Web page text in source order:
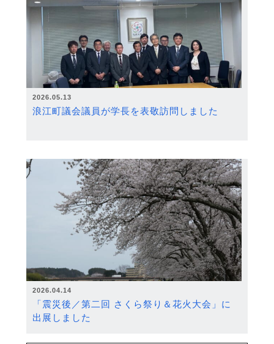
2026.05.13
浪江町議会議員が学長を表敬訪問しました
2026.04.14
「震災後／第二回 さくら祭り＆花火大会」に
出展しました